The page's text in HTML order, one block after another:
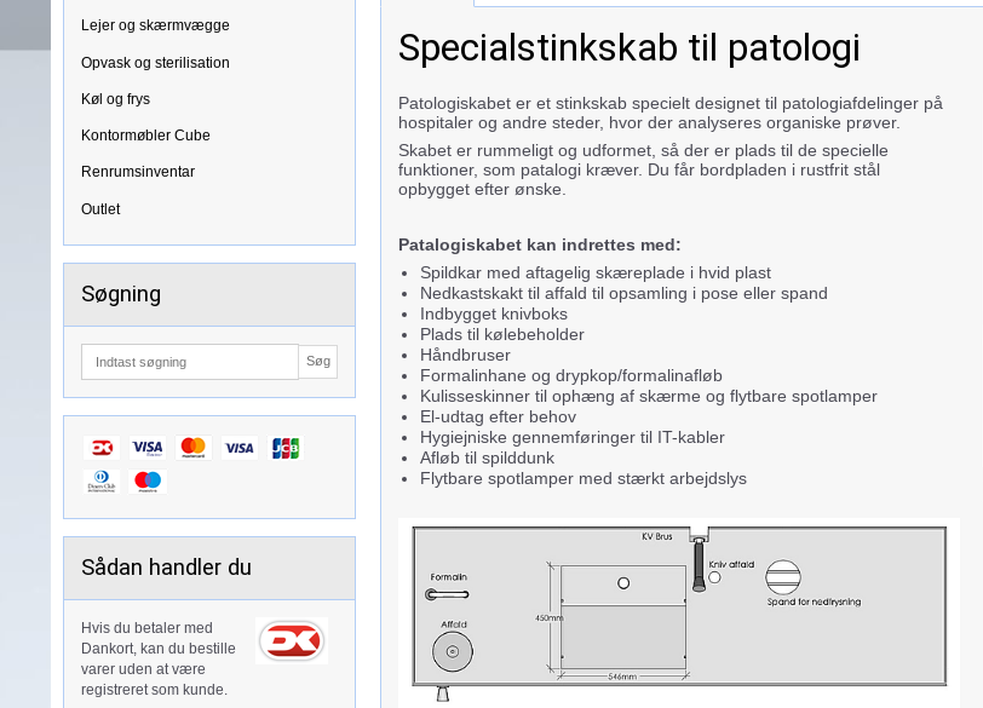
Lejer og skærmvægge
Opvask og sterilisation
Køl og frys
Kontormøbler Cube
Renrumsinventar
Outlet
Søgning
Søg
Sådan handler du
Hvis du betaler med
Dankort, kan du bestille
varer uden at være
registreret som kunde.
Specialstinkskab til patologi
Patologiskabet er et stinkskab specielt designet til patologiafdelinger på
hospitaler og andre steder, hvor der analyseres organiske prøver.
Skabet er rummeligt og udformet, så der er plads til de specielle
funktioner, som patalogi kræver. Du får bordpladen i rustfrit stål
opbygget efter ønske.
Patalogiskabet kan indrettes med:
Spildkar med aftagelig skæreplade i hvid plast
Nedkastskakt til affald til opsamling i pose eller spand
Indbygget knivboks
Plads til kølebeholder
Håndbruser
Formalinhane og drypkop/formalinafløb
Kulisseskinner til ophæng af skærme og flytbare spotlamper
El-udtag efter behov
Hygiejniske gennemføringer til IT-kabler
Afløb til spilddunk
Flytbare spotlamper med stærkt arbejdslys